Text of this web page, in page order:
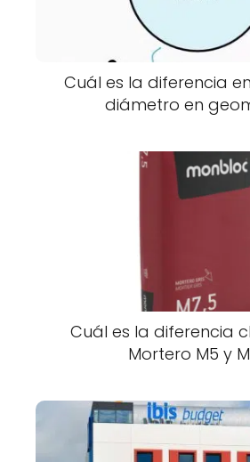
Cuál es la diferencia
diámetro en
Cuál es la diferencia
Mortero M5 y